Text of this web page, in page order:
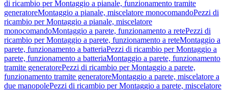
di ricambio per Montaggio a pianale, funzionamento tramite
generatoreMontaggio a pianale, miscelatore monocomandoPezzi di
ricambio per Montaggio a pianale, miscelatore
monocomandoMontaggio a parete, funzionamento a retePezzi di
ricambio per Montaggio a parete, funzionamento a reteMontaggio a
parete, funzionamento a batteriaPezzi di ricambio per Montaggio a
parete, funzionamento a batteriaMontaggio a parete, funzionamento
tramite generatorePezzi di ricambio per Montaggio a parete,
funzionamento tramite generatoreMontaggio a parete, miscelatore a
due manopolePezzi di ricambio per Montaggio a parete, miscelatore